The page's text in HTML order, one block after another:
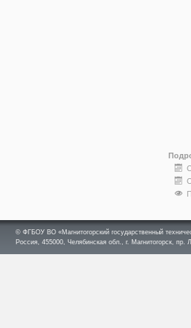
© ФГБОУ ВО «Магнитогорский государственный
Россия, 455000, Челябинская обл., г. Магнитогорск, пр.